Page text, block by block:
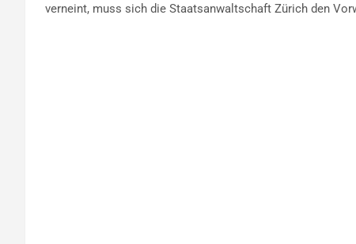
verneint, muss sich die Staatsanwaltschaft Zürich den